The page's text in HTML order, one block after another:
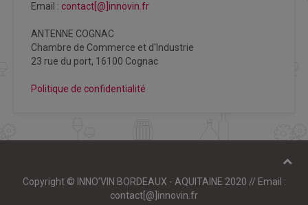
Email : contact[@]innovin.fr
ANTENNE COGNAC
Chambre de Commerce et d'Industrie
23 rue du port, 16100 Cognac
Politique de confidentialité
Copyright © INNO’VIN BORDEAUX - AQUITAINE 2020 // Email :
contact[@]innovin.fr